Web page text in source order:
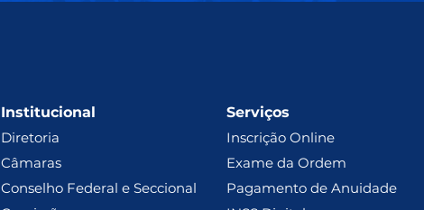
Institucional
Diretoria
Câmaras
Conselho Federal e Seccional
Serviços
Inscrição Online
Exame da Ordem
Pagamento de Anuidade